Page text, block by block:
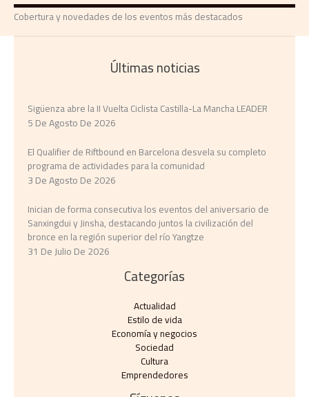
Cobertura y novedades de los eventos más destacados
Últimas noticias
Sigüenza abre la II Vuelta Ciclista Castilla-La Mancha LEADER
5 De Agosto De 2026
El Qualifier de Riftbound en Barcelona desvela su completo
programa de actividades para la comunidad
3 De Agosto De 2026
Inician de forma consecutiva los eventos del aniversario de
Sanxingdui y Jinsha, destacando juntos la civilización del
bronce en la región superior del río Yangtze
31 De Julio De 2026
Categorías
Actualidad
Estilo de vida
Economía y negocios​
Sociedad
Cultura
Emprendedores